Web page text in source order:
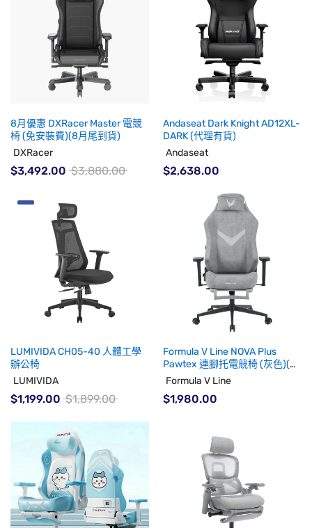
8月優惠 DXRacer Master 電競
椅 (免安裝費)(8月尾到貨)
DXRacer
$3,492.00 $3,880.00
Andaseat Dark Knight AD12XL-
DARK (代理有貨)
Andaseat
$2,638.00
LUMIVIDA CH05-40 人體工學
辦公椅
LUMIVIDA
$1,199.00 $1,899.00
Formula V Line NOVA Plus
Pawtex 連腳托電競椅 (灰色)(代
理有貨)
Formula V Line
$1,980.00